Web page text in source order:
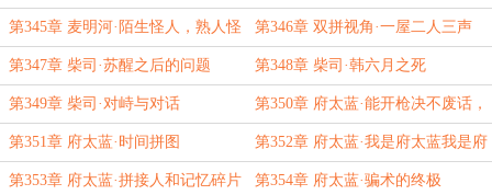
堵
第345章 麦明河·陌生怪人，熟人怪
人，熟人
第346章 双拼视角·一屋二人三声
第347章 柴司·苏醒之后的问题 第348章 柴司·韩六月之死
第349章 柴司·对峙与对话 第350章 府太蓝·能开枪决不废话，
最后一章？
第351章 府太蓝·时间拼图 第352章 府太蓝·我是府太蓝我是府
太蓝你是韩六月
第353章 府太蓝·拼接人和记忆碎片 第354章 府太蓝·骗术的终极